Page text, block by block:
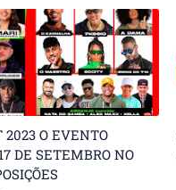
2023 O EVENTO
DE SETEMBRO NO